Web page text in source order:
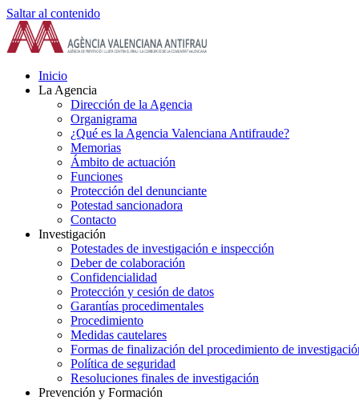
Saltar al contenido
Inicio
La Agencia
Dirección de la Agencia
Organigrama
¿Qué es la Agencia Valenciana Antifraude?
Memorias
Ámbito de actuación
Funciones
Protección del denunciante
Potestad sancionadora
Contacto
Investigación
Potestades de investigación e inspección
Deber de colaboración
Confidencialidad
Protección y cesión de datos
Garantías procedimentales
Procedimiento
Medidas cautelares
Formas de finalización del procedimiento de
Política de seguridad
Resoluciones finales de investigación
Prevención y Formación